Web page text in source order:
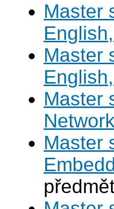
Master
Master
Master
Master